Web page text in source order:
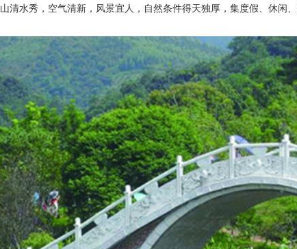
清水秀，空气清新，风景宜人，自然条件得天独厚，集度假、休闲